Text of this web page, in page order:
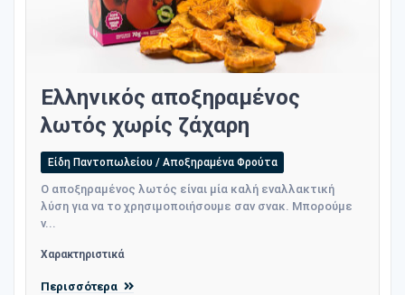
Ελληνικός αποξηραμένος
λωτός χωρίς ζάχαρη
Είδη Παντοπωλείου / Αποξηραμένα Φρούτα
Ο αποξηραμένος λωτός είναι μία καλή εναλλακτική
λύση για να το χρησιμοποιήσουμε σαν σνακ. Μπορούμε
ν...
Χαρακτηριστικά
Περισσότερα